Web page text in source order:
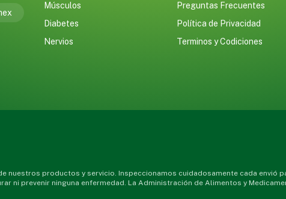
Músculos
Diabetes
Nervios
Preguntas Frecuentes
Política de Privacidad
Terminos y Codiciones
nuestros productos y servicio. Inspeccionamos cuidadosamente cada envió
ni prevenir ninguna enfermedad. La Administración de Alimentos y